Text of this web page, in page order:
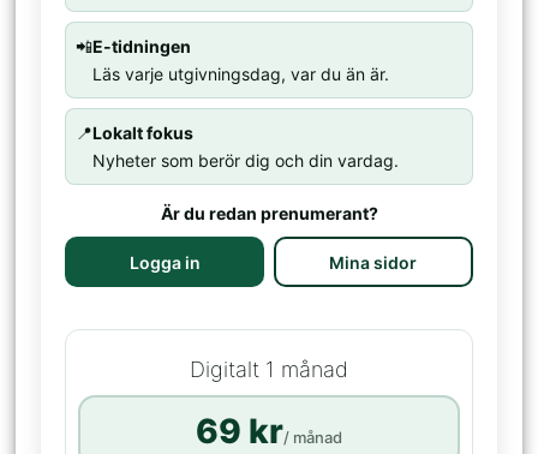
📲E-tidningen
Läs varje utgivningsdag, var du än är.
📍Lokalt fokus
Nyheter som berör dig och din vardag.
Är du redan prenumerant?
Logga in Mina sidor
Digitalt 1 månad
69 kr/ månad